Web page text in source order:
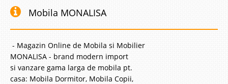
Mobila MONALISA
- Magazin Online de Mobila si Mobilier
MONALISA - brand modern import
si vanzare gama larga de mobila pt.
casa: Mobila Dormitor, Mobila Copii,